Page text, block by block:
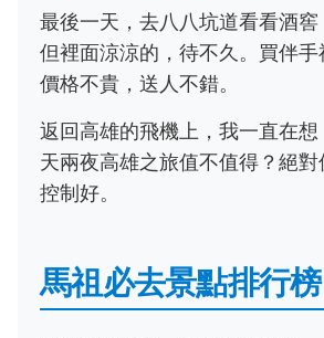
最後一天，去八八坑道看看酒窖
但裡面涼涼的，待不久。買伴手
價格不貴，送人不錯。
返回高雄的飛機上，我一直在
天兩夜高雄之旅值不值得？絕
控制好。
馬祖必去景點排行榜